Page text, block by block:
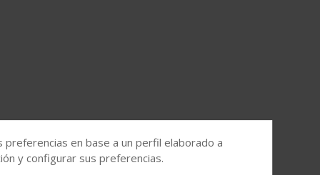
en base a un perfil elaborado a
y configurar sus preferencias.